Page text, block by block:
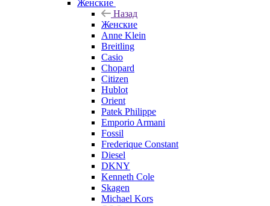
Женские
Назад
Женские
Anne Klein
Breitling
Casio
Chopard
Citizen
Hublot
Orient
Patek Philippe
Emporio Armani
Fossil
Frederique Constant
Diesel
DKNY
Kenneth Cole
Skagen
Michael Kors